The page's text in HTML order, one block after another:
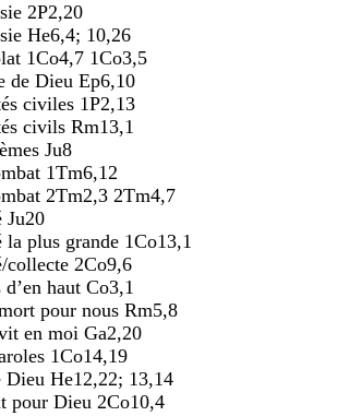
2P2,20
He6,4; 10,26
1Co4,7 1Co3,5
de Dieu Ep6,10
civiles 1P2,13
civils Rm13,1
Ju8
1Tm6,12
2Tm2,3 2Tm4,7
Ju20
la plus grande 1Co13,1
collecte 2Co9,6
d’en haut Co3,1
pour nous Rm5,8
en moi Ga2,20
1Co14,19
Dieu He12,22; 13,14
pour Dieu 2Co10,4